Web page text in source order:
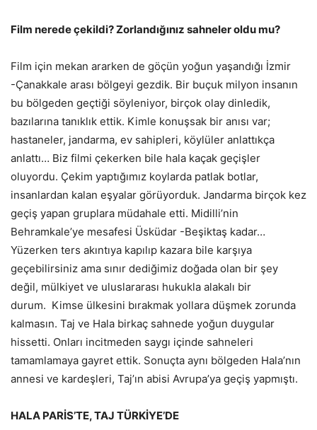
Film nerede çekildi? Zorlandığınız sahneler oldu mu?
Film için mekan ararken de göçün yoğun yaşandığı İzmir
-Çanakkale arası bölgeyi gezdik. Bir buçuk milyon insanın
bu bölgeden geçtiği söyleniyor, birçok olay dinledik,
bazılarına tanıklık ettik. Kimle konuşsak bir anısı var;
hastaneler, jandarma, ev sahipleri, köylüler anlattıkça
anlattı… Biz filmi çekerken bile hala kaçak geçişler
oluyordu. Çekim yaptığımız koylarda patlak botlar,
insanlardan kalan eşyalar görüyorduk. Jandarma birçok kez
geçiş yapan gruplara müdahale etti. Midilli’nin
Behramkale’ye mesafesi Üsküdar -Beşiktaş kadar…
Yüzerken ters akıntıya kapılıp kazara bile karşıya
geçebilirsiniz ama sınır dediğimiz doğada olan bir şey
değil, mülkiyet ve uluslararası hukukla alakalı bir
durum. Kimse ülkesini bırakmak yollara düşmek zorunda
kalmasın. Taj ve Hala birkaç sahnede yoğun duygular
hissetti. Onları incitmeden saygı içinde sahneleri
tamamlamaya gayret ettik. Sonuçta aynı bölgeden Hala’nın
annesi ve kardeşleri, Taj’ın abisi Avrupa’ya geçiş yapmıştı.
HALA PARİS’TE, TAJ TÜRKİYE’DE